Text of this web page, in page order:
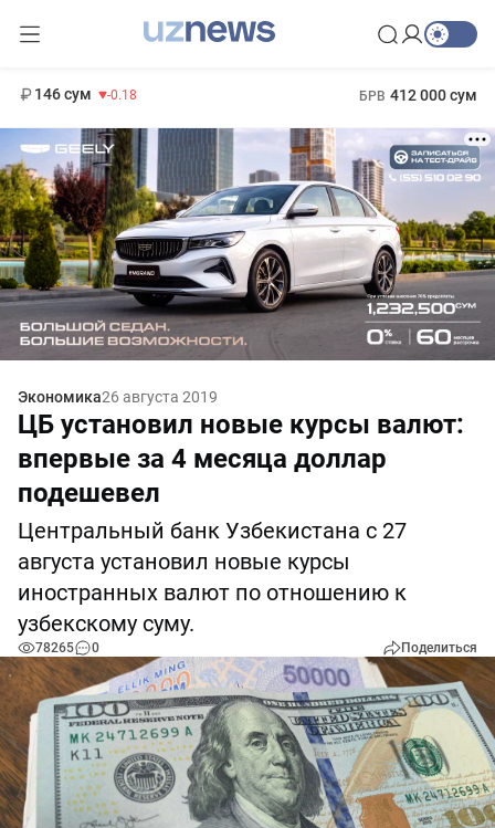
146 сум -0.18 БРВ 412 000 сум
Экономика26 августа 2019
ЦБ установил новые курсы валют:
впервые за 4 месяца доллар
подешевел
Центральный банк Узбекистана с 27
августа установил новые курсы
иностранных валют по отношению к
узбекскому суму.
78265 0 Поделиться